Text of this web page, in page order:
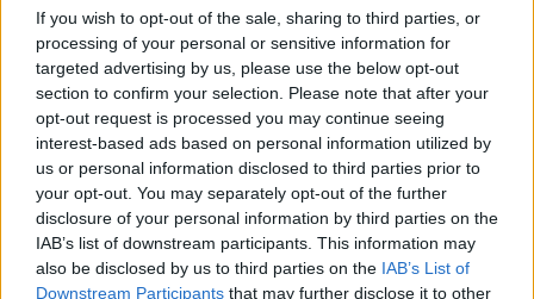
If you wish to opt-out of the sale, sharing to third parties, or
processing of your personal or sensitive information for
targeted advertising by us, please use the below opt-out
section to confirm your selection. Please note that after your
opt-out request is processed you may continue seeing
interest-based ads based on personal information utilized by
us or personal information disclosed to third parties prior to
your opt-out. You may separately opt-out of the further
disclosure of your personal information by third parties on the
IAB’s list of downstream participants. This information may
also be disclosed by us to third parties on the IAB’s List of
Downstream Participants that may further disclose it to other
Předchozí článek
míří na Dobříš
Následující článek
Žáci FK Příbram triumfovali
v České divizi žáků a U14
postoupili do 1. žákovské ligy
SOUVISEJÍCÍ ČLÁNKY